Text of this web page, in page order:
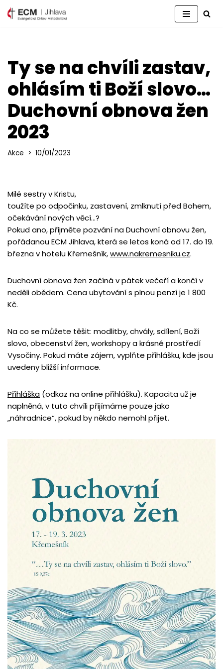
Ty se na chvíli zastav,
ohlásím ti Boží slovo…
Duchovní obnova žen
2023
Akce 10/01/2023
Milé sestry v Kristu,
toužíte po odpočinku, zastavení, zmlknutí před Bohem,
očekávání nových věcí…?
Pokud ano, přijměte pozvání na Duchovní obnovu žen,
pořádanou ECM Jihlava, která se letos koná od 17. do 19.
března v hotelu Křemešník,www.nakremesniku.cz.
Duchovní obnova žen začíná v pátek večeří a končí v
neděli obědem. Cena ubytování s plnou penzí je 1 800
Kč.
Na co se můžete těšit: modlitby, chvály, sdílení, Boží
slovo, obecenství žen, workshopy a krásné prostředí
Vysočiny. Pokud máte zájem, vyplňte přihlášku, kde jsou
uvedeny bližší informace.
Přihláška (odkaz na online přihlášku). Kapacita už je
naplněná, v tuto chvíli přijímáme pouze jako
„náhradnice“, pokud by někdo nemohl přijet.